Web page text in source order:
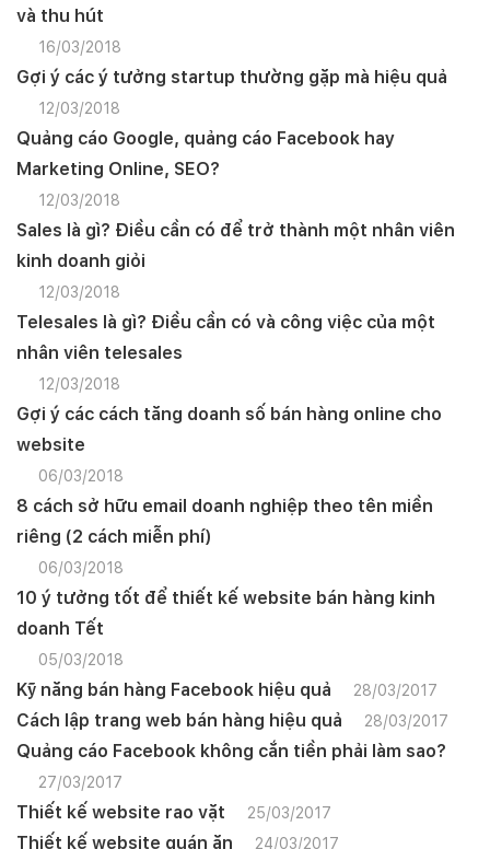
và thu hút
16/03/2018
Gợi ý các ý tưởng startup thường gặp mà hiệu quả
12/03/2018
Quảng cáo Google, quảng cáo Facebook hay
Marketing Online, SEO?
12/03/2018
Sales là gì? Điều cần có để trở thành một nhân viên
kinh doanh giỏi
12/03/2018
Telesales là gì? Điều cần có và công việc của một
nhân viên telesales
12/03/2018
Gợi ý các cách tăng doanh số bán hàng online cho
website
06/03/2018
8 cách sở hữu email doanh nghiệp theo tên miền
riêng (2 cách miễn phí)
06/03/2018
10 ý tưởng tốt để thiết kế website bán hàng kinh
doanh Tết
05/03/2018
Kỹ năng bán hàng Facebook hiệu quả 28/03/2017
Cách lập trang web bán hàng hiệu quả 28/03/2017
Quảng cáo Facebook không cắn tiền phải làm sao?
27/03/2017
Thiết kế website rao vặt 25/03/2017
Thiết kế website quán ăn 24/03/2017